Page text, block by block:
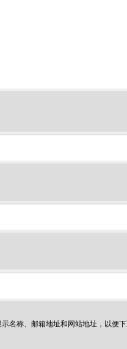
名称、邮箱地址和网站地址，以便